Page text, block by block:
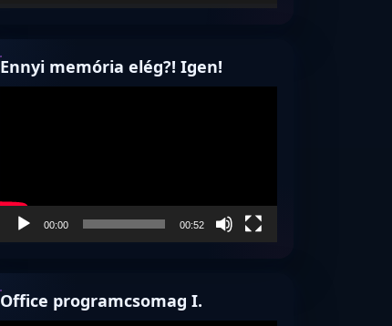
Ennyi memória elég?! Igen!
00:00 00:52
Office programcsomag I.